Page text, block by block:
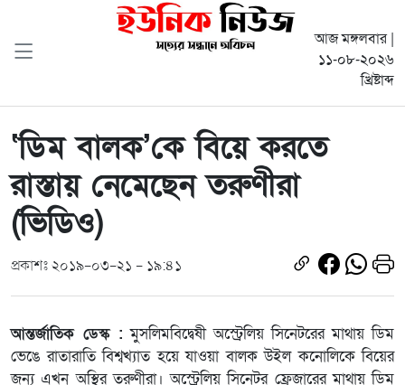
আজ মঙ্গলবার |
১১-০৮-২০২৬
খ্রিষ্টাব্দ
‘ডিম বালক’কে বিয়ে করতে
রাস্তায় নেমেছেন তরুণীরা
(ভিডিও)
প্রকাশঃ ২০১৯-০৩-২১ - ১৯:৪১
আন্তর্জাতিক ডেস্ক : মুসলিমবিদ্বেষী অস্ট্রেলিয় সিনেটরের মাথায় ডিম
ভেঙে রাতারাতি বিশ্বখ্যাত হয়ে যাওয়া বালক উইল কনোলিকে বিয়ের
জন্য এখন অস্থির তরুণীরা। অস্ট্রেলিয় সিনেটর ফ্রেজারের মাথায় ডিম